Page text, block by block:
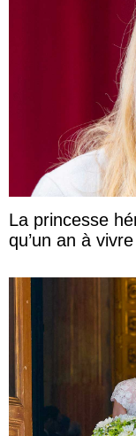
La princesse
qu’un an à